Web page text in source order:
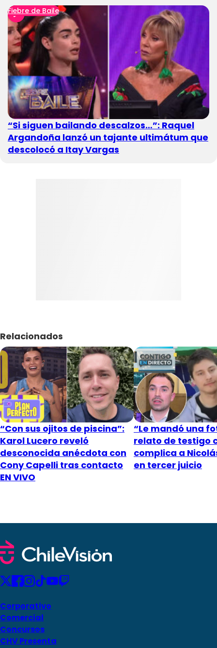
Fiebre de Baile
“Si siguen bailando descalzos…”: Raquel
Argandoña lanzó un tajante ultimátum que
descolocó a Itay Vargas
Relacionados
“Con sus ojitos de piscina”:
Karol Lucero reveló
desconocida anécdota con
Cony Capelli tras contacto
EN VIVO
“Le mandó una
relato de testigo
complica a
en tercer juicio
Corporativo
Comercial
Concursos
CHV Presenta